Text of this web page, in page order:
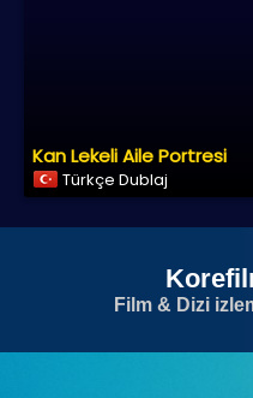
Kan Lekeli Aile Portresi
Türkçe Dublaj
Film & Dizi